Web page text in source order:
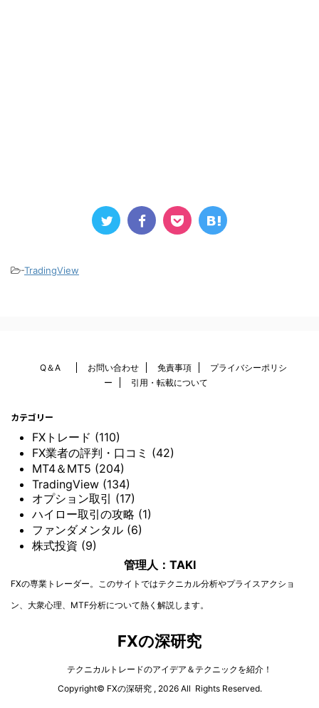
-TradingView
Q＆A お問い合わせ 免責事項
プライバシーポリシ
ー
引用・転載について
カテゴリー
FXトレード (110)
FX業者の評判・口コミ (42)
MT4＆MT5 (204)
TradingView (134)
オプション取引 (17)
ハイロー取引の攻略 (1)
ファンダメンタル (6)
株式投資 (9)
管理人：TAKI
FXの専業トレーダー。このサイトではテクニカル分析やプライスアクショ
ン、大衆心理、MTF分析について熱く解説します。
FXの深研究
テクニカルトレードのアイデア＆テクニックを紹介！
Copyright© FXの深研究 , 2026 All Rights Reserved.